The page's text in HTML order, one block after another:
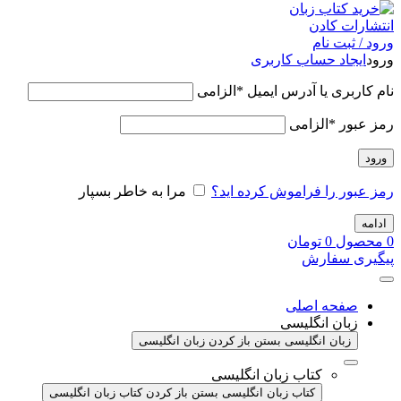
ورود / ثبت نام
ورود ایجاد حساب کاربری
نام کاربری یا آدرس ایمیل * الزامی
رمز عبور * الزامی
ورود
رمز عبور را فراموش کرده اید؟ مرا به خاطر بسپار
ادامه
0 محصول 0 تومان
پیگیری سفارش
صفحه اصلی
زبان انگلیسی
زبان انگلیسی بستن باز کردن زبان انگلیسی
کتاب زبان انگلیسی
کتاب زبان انگلیسی بستن باز کردن کتاب زبان انگلیسی